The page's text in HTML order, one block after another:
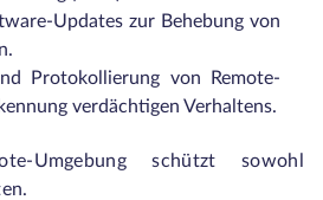
Updates zur Behebung von
Protokollierung von Remote-
verdächtigen Verhaltens.
Umgebung schützt sowohl